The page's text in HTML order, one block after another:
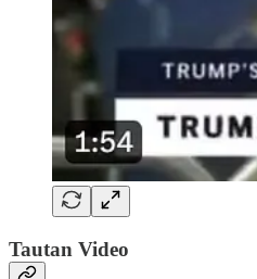
Tautan Video